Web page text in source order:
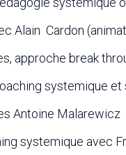
Alain Cardon
approche break
systemique et
Antoine Malarewicz
systemique avec